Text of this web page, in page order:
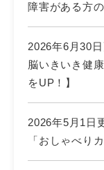
障害がある方
2026年6月30
脳いきいき健
をUP！】
2026年5月1日
「おしゃべり